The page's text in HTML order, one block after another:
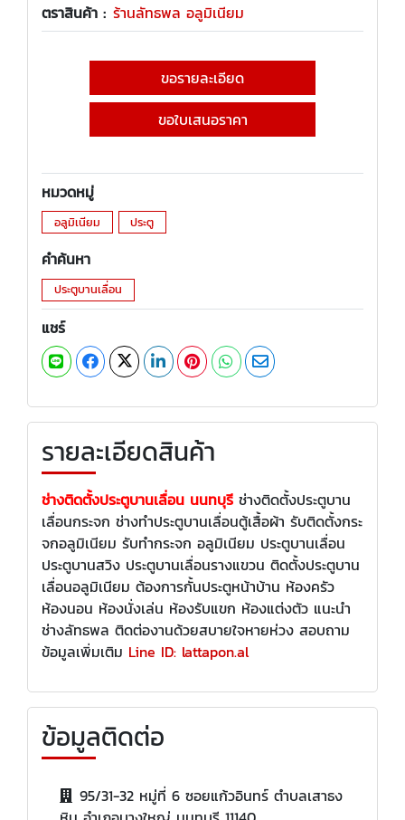
ตราสินค้า : ร้านลัทธพล อลูมิเนียม
ขอรายละเอียด
ขอใบเสนอราคา
หมวดหมู่
อลูมิเนียม ประตู
คำค้นหา
ประตูบานเลื่อน
แชร์
รายละเอียดสินค้า
ช่างติดตั้งประตูบานเลื่อน นนทบุรี ช่างติดตั้งประตูบาน
เลื่อนกระจก ช่างทำประตูบานเลื่อนตู้เสื้อผ้า รับติดตั้งกระ
จกอลูมิเนียม รับทำกระจก อลูมิเนียม ประตูบานเลื่อน
ประตูบานสวิง ประตูบานเลื่อนรางแขวน ติดตั้งประตูบาน
เลื่อนอลูมิเนียม ต้องการกั้นประตูหน้าบ้าน ห้องครัว
ห้องนอน ห้องนั่งเล่น ห้องรับแขก ห้องแต่งตัว แนะนำ
ช่างลัทธพล ติดต่องานด้วยสบายใจหายห่วง สอบถาม
ข้อมูลเพิ่มเติม Line ID: lattapon.al
ข้อมูลติดต่อ
95/31-32 หมู่ที่ 6 ซอยแก้วอินทร์ ตำบลเสาธง